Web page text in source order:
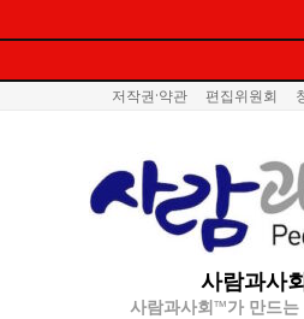
저작권·약관 편집위원회
사람과사
사람과사회™가 만드는